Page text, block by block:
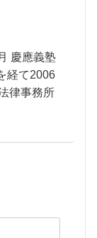
慶應義塾
経て2006
律事務所